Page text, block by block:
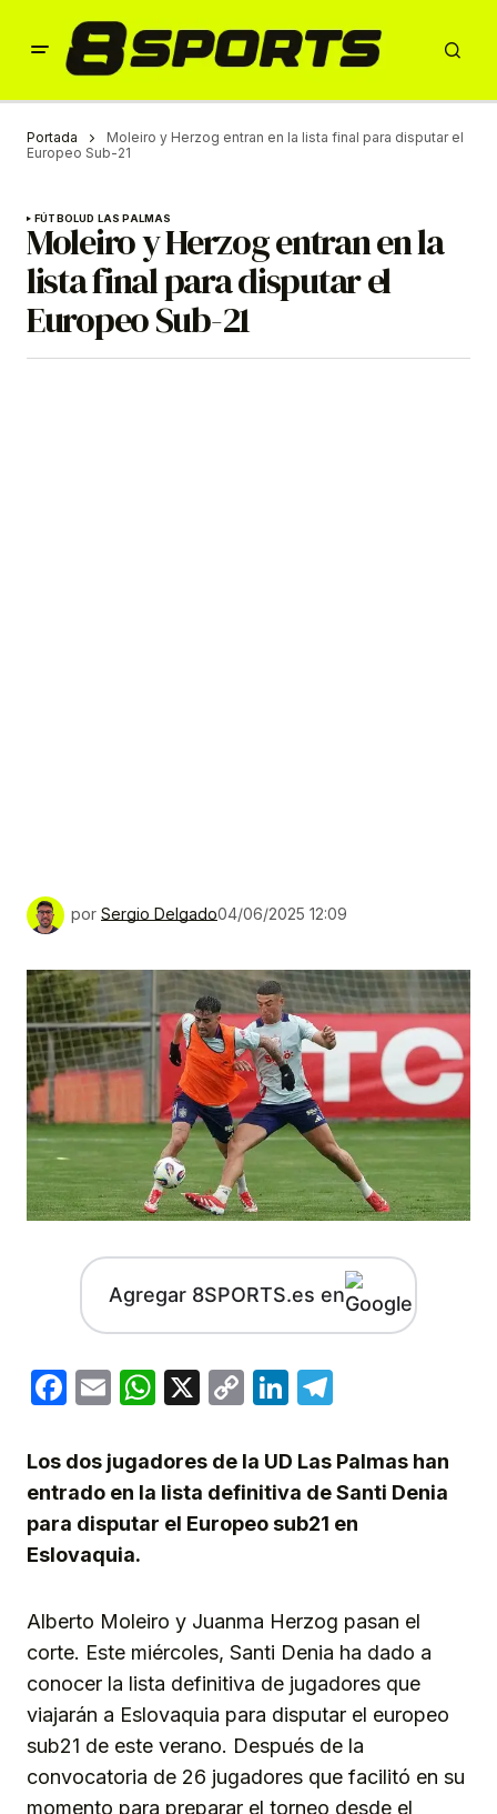
Portada
Moleiro y Herzog entran en la lista final para disputar el
Europeo Sub-21
FÚTBOLUD LAS PALMAS
Moleiro y Herzog entran en la
lista final para disputar el
Europeo Sub-21
por Sergio Delgado04/06/2025 12:09
Agregar 8SPORTS.es en
Facebook
EmailWhatsApp
X
CopyLinkedIn
Los dos jugadores de la UD Las Palmas han
entrado en la lista definitiva de Santi Denia
para disputar el Europeo sub21 en
Eslovaquia.
Alberto Moleiro y Juanma Herzog pasan el
corte. Este miércoles, Santi Denia ha dado a
conocer la lista definitiva de jugadores que
viajarán a Eslovaquia para disputar el europeo
sub21 de este verano. Después de la
convocatoria de 26 jugadores que facilitó en su
momento para preparar el torneo desde el